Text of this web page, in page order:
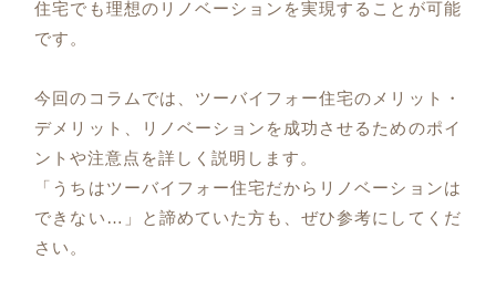
住宅でも理想のリノベーションを実現することが可能
です。
今回のコラムでは、ツーバイフォー住宅のメリット・
デメリット、リノベーションを成功させるためのポイ
ントや注意点を詳しく説明します。
「うちはツーバイフォー住宅だからリノベーションは
できない…」と諦めていた方も、ぜひ参考にしてくだ
さい。